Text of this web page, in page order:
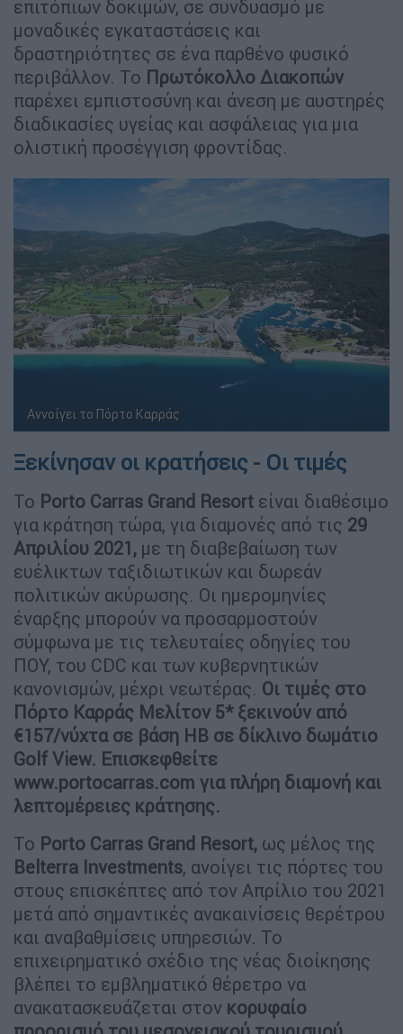
επιτόπιων δοκιμών, σε συνδυασμό με
μοναδικές εγκαταστάσεις και
δραστηριότητες σε ένα παρθένο φυσικό
περιβάλλον. Το Πρωτόκολλο Διακοπών
παρέχει εμπιστοσύνη και άνεση με αυστηρές
διαδικασίες υγείας και ασφάλειας για μια
ολιστική προσέγγιση φροντίδας.
Αννοίγει το Πόρτο Καρράς
Πόρτο Καρράς
Ξεκίνησαν οι κρατήσεις - Οι τιμές
Το Porto Carras Grand Resort είναι διαθέσιμο
για κράτηση τώρα, για διαμονές από τις 29
Απριλίου 2021, με τη διαβεβαίωση των
ευέλικτων ταξιδιωτικών και δωρεάν
πολιτικών ακύρωσης. Οι ημερομηνίες
έναρξης μπορούν να προσαρμοστούν
σύμφωνα με τις τελευταίες οδηγίες του
ΠΟΥ, του CDC και των κυβερνητικών
κανονισμών, μέχρι νεωτέρας. Οι τιμές στο
Πόρτο Καρράς Μελίτον 5* ξεκινούν από
€157/νύχτα σε βάση HB σε δίκλινο δωμάτιο
Golf View. Επισκεφθείτε
www.portocarras.com για πλήρη διαμονή και
λεπτομέρειες κράτησης.
Το Porto Carras Grand Resort, ως μέλος της
Belterra Investments, ανοίγει τις πόρτες του
στους επισκέπτες από τον Απρίλιο του 2021
μετά από σημαντικές ανακαινίσεις θερέτρου
και αναβαθμίσεις υπηρεσιών. Το
επιχειρηματικό σχέδιο της νέας διοίκησης
βλέπει το εμβληματικό θέρετρο να
ανακατασκευάζεται στον κορυφαίο